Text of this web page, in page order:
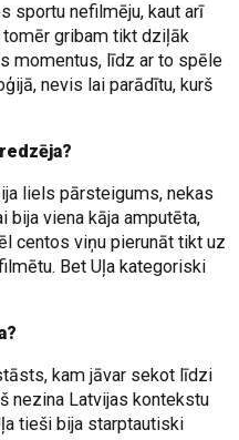
sportu nefilmēju, kaut arī
gribam tikt dziļāk
momentus, līdz ar to spēle
nevis lai parādītu, kurš
liels pārsteigums, nekas
bija viena kāja amputēta,
centos viņu pierunāt tikt uz
Bet Uļa kategoriski
kam jāvar sekot līdzi
nezina Latvijas kontekstu
tieši bija starptautiski